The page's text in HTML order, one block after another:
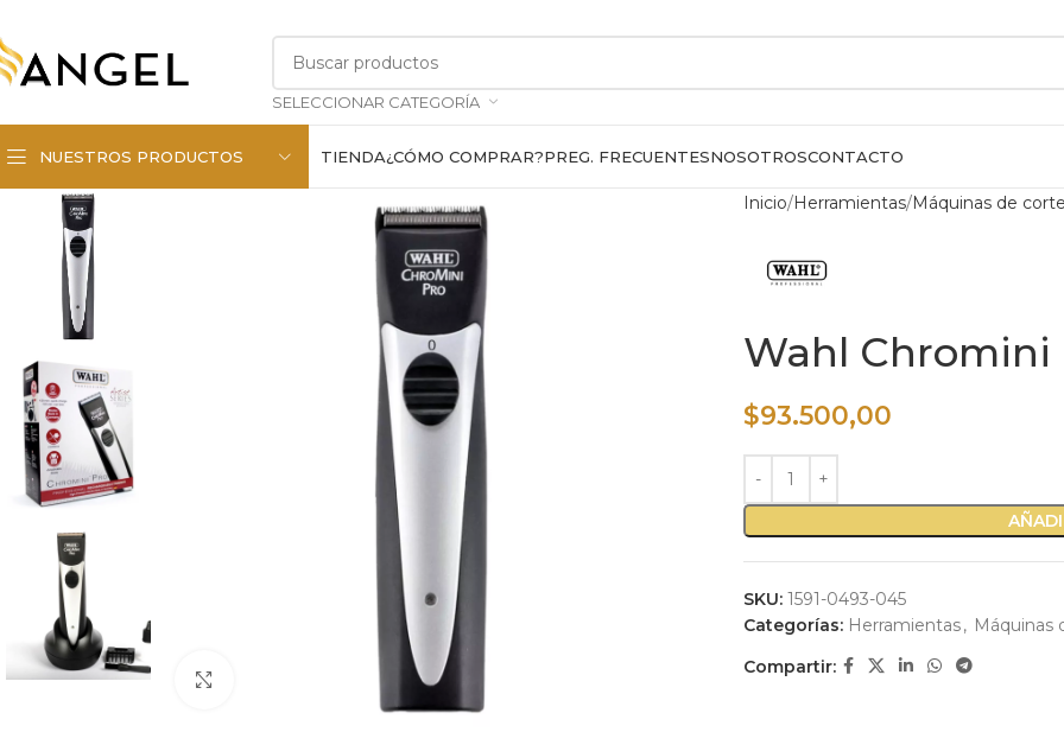
SELECCIONAR CATEGORÍA
NUESTROS PRODUCTOS TIENDA¿CÓMO COMPRAR?PREG. FRECUENTESNOSOTROSCONTACTO
Inicio Herramientas Máquinas de
Wahl Chromini
$93.500,00
SKU: 1591-0493-045
Categorías: Herramientas, Máquinas
Compartir: